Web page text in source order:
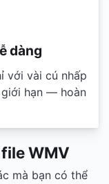
dàng
với vài cú nhấp
giới hạn — hoàn
WMV
mà bạn có thể